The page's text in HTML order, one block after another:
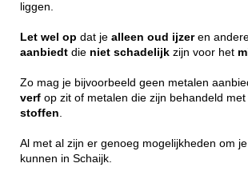
liggen.
Let wel op dat je alleen oud ijzeren
aanbiedt die niet schadelijk zijn voor het
Zo mag je bijvoorbeeld geen metalen
verf op zit of metalen die zijn behandeld met
stoffen.
Al met al zijn er genoeg mogelijkheden om
kunnen in Schaijk.